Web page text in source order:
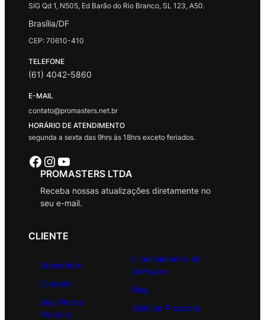
SIG Qd 1, N505, Ed Barão do Rio Branco, SL 123, A50.
Brasília/DF
CEP: 70610-410
TELEFONE
(61) 4042-5860
E-MAIL
contato@promasters.net.br
HORÁRIO DE ATENDIMENTO
segunda a sexta das 9hrs às 18hrs exceto feriados.
Facebook Instagram Youtube
PROMASTERS LTDA
Receba nossas atualizações diretamente no
seu e-mail.
CLIENTE
Sobre Nós
Contato
Seja Nosso
Parceiro
Licenciamento de
Software
Blog
Solicitar Proposta